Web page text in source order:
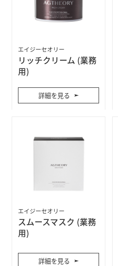
エイジーセオリー
リッチクリーム (業務
用)
詳細を見る
エイジーセオリー
スムースマスク (業務
用)
詳細を見る